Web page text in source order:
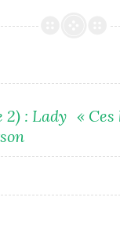
2) : Lady «